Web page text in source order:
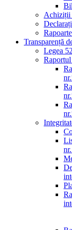
Achiziții
Transparență
Legea